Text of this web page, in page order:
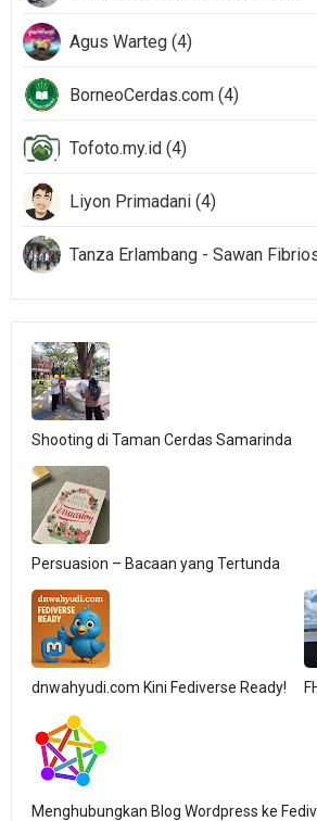
Agus Warteg (4)
BorneoCerdas.com (4)
Tofoto.my.id (4)
Liyon Primadani (4)
Tanza Erlambang - Sawan
Shooting di Taman Cerdas Samarinda
Persuasion – Bacaan yang Tertunda
dnwahyudi.com Kini Fediverse Ready!
Menghubungkan Blog Wordpress ke